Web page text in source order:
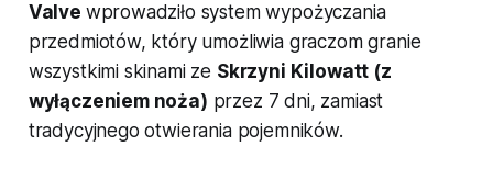
Valve wprowadziło system wypożyczania
przedmiotów, który umożliwia graczom granie
wszystkimi skinami ze Skrzyni Kilowatt (z
wyłączeniem noża) przez 7 dni, zamiast
tradycyjnego otwierania pojemników.